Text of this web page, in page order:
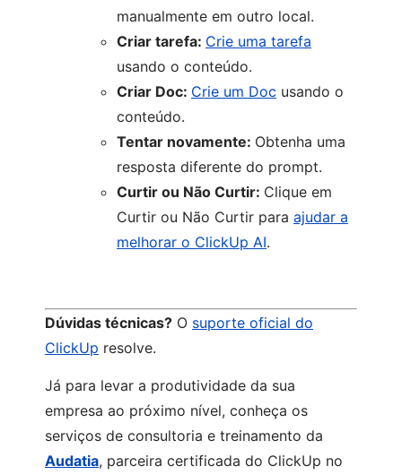
manualmente em outro local.
Criar tarefa: Crie uma tarefa
usando o conteúdo.
Criar Doc: Crie um Doc usando o
conteúdo.
Tentar novamente: Obtenha uma
resposta diferente do prompt.
Curtir ou Não Curtir: Clique em
Curtir ou Não Curtir para ajudar a
melhorar o ClickUp AI.
Dúvidas técnicas? O suporte oficial do
ClickUp resolve.
Já para levar a produtividade da sua
empresa ao próximo nível, conheça os
serviços de consultoria e treinamento da
Audatia, parceira certificada do ClickUp no